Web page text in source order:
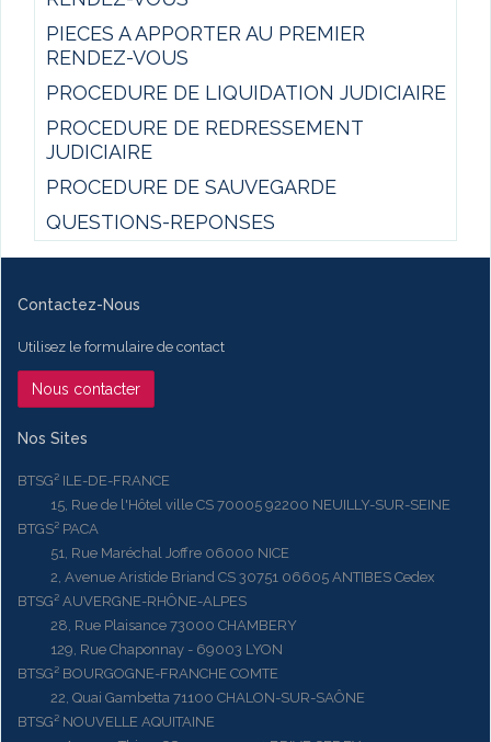
PIECES A APPORTER AU PREMIER
RENDEZ-VOUS
PROCEDURE DE LIQUIDATION JUDICIAIRE
PROCEDURE DE REDRESSEMENT
JUDICIAIRE
PROCEDURE DE SAUVEGARDE
QUESTIONS-REPONSES
Contactez-Nous
Utilisez le formulaire de contact
Nous contacter
Nos Sites
BTSG² ILE-DE-FRANCE
15, Rue de l'Hôtel ville CS 70005 92200 NEUILLY-SUR-SEINE
BTGS² PACA
51, Rue Maréchal Joffre 06000 NICE
2, Avenue Aristide Briand CS 30751 06605 ANTIBES Cedex
BTSG² AUVERGNE-RHÔNE-ALPES
28, Rue Plaisance 73000 CHAMBERY
129, Rue Chaponnay - 69003 LYON
BTSG² BOURGOGNE-FRANCHE COMTE
22, Quai Gambetta 71100 CHALON-SUR-SAÔNE
BTSG² NOUVELLE AQUITAINE